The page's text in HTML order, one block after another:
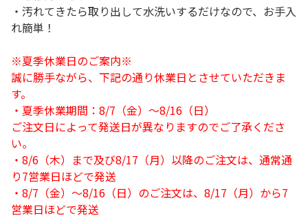
・汚れてきたら取り出して水洗いするだけなので、お手入
れ簡単！
※夏季休業日のご案内※
誠に勝手ながら、下記の通り休業日とさせていただきま
す。
・夏季休業期間：8/7（金）～8/16（日）
ご注文日によって発送日が異なりますのでご了承くださ
い。
・8/6（木）まで及び8/17（月）以降のご注文は、通常通
り7営業日ほどで発送
・8/7（金）～8/16（日）のご注文は、8/17（月）から7
営業日ほどで発送